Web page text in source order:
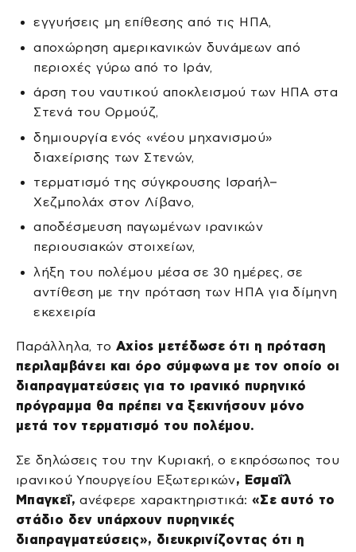
εγγυήσεις μη επίθεσης από τις ΗΠΑ,
αποχώρηση αμερικανικών δυνάμεων από
περιοχές γύρω από το Ιράν,
άρση του ναυτικού αποκλεισμού των ΗΠΑ στα
Στενά του Ορμούζ,
δημιουργία ενός «νέου μηχανισμού»
διαχείρισης των Στενών,
τερματισμό της σύγκρουσης Ισραήλ–
Χεζμπολάχ στον Λίβανο,
αποδέσμευση παγωμένων ιρανικών
περιουσιακών στοιχείων,
λήξη του πολέμου μέσα σε 30 ημέρες, σε
αντίθεση με την πρόταση των ΗΠΑ για δίμηνη
εκεχειρία
Παράλληλα, τοAxios μετέδωσε ότι η πρόταση
περιλαμβάνει και όρο σύμφωνα με τον οποίο οι
διαπραγματεύσεις για το ιρανικό πυρηνικό
πρόγραμμα θα πρέπει να ξεκινήσουν μόνο
μετά τον τερματισμό του πολέμου.
Σε δηλώσεις του την Κυριακή, ο εκπρόσωπος του
ιρανικού Υπουργείου Εξωτερικών, Εσμαΐλ
Μπαγκεΐ, ανέφερε χαρακτηριστικά: «Σε αυτό το
στάδιο δεν υπάρχουν πυρηνικές
διαπραγματεύσεις», διευκρινίζοντας ότι η